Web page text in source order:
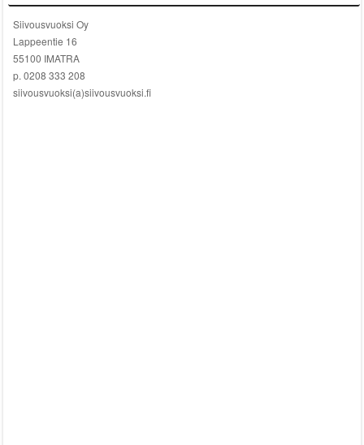
Siivousvuoksi Oy
Lappeentie 16
55100 IMATRA
p. 0208 333 208
siivousvuoksi(a)siivousvuoksi.fi